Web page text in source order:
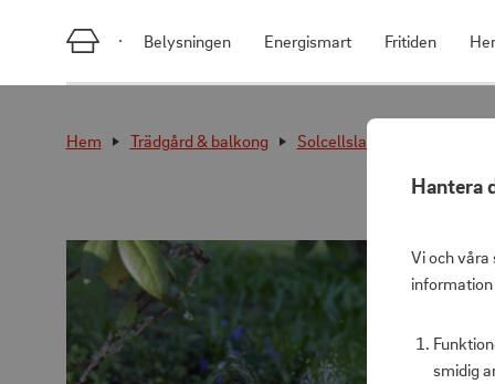
Hantera
Vi och
smidig
Belysningen Energismart Fritiden
Hem Trädgård & balkong Solcellslampor